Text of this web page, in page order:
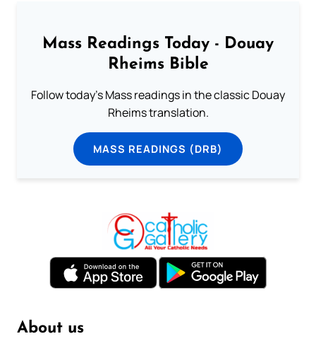
Mass Readings Today - Douay
Rheims Bible
Follow today's Mass readings in the classic Douay
Rheims translation.
MASS READINGS (DRB)
About us